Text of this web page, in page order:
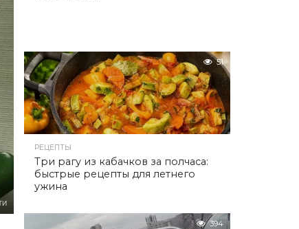
51
РЕЦЕПТЫ
Три рагу из кабачков за полчаса:
быстрые рецепты для летнего
ужина
394